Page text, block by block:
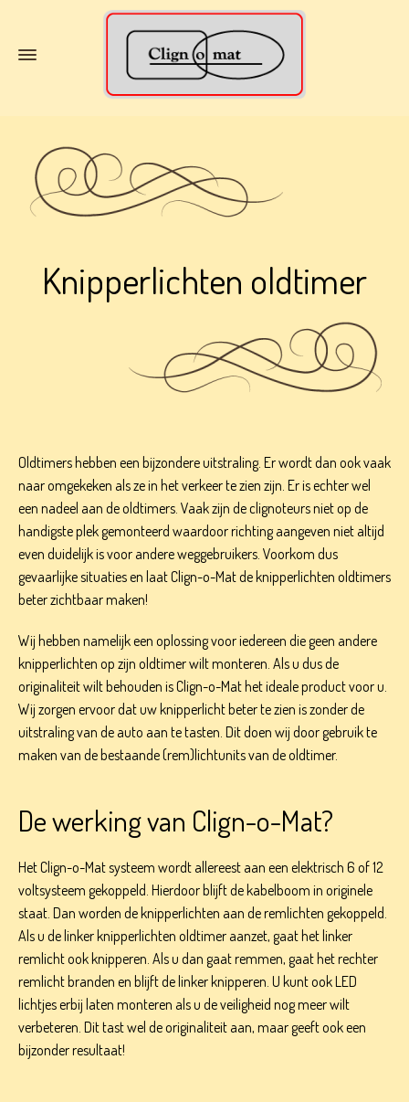
Knipperlichten oldtimer
Oldtimers hebben een bijzondere uitstraling. Er wordt dan ook vaak
naar omgekeken als ze in het verkeer te zien zijn. Er is echter wel
een nadeel aan de oldtimers. Vaak zijn de clignoteurs niet op de
handigste plek gemonteerd waardoor richting aangeven niet altijd
even duidelijk is voor andere weggebruikers. Voorkom dus
gevaarlijke situaties en laat Clign-o-Mat de knipperlichten oldtimers
beter zichtbaar maken!
Wij hebben namelijk een oplossing voor iedereen die geen andere
knipperlichten op zijn oldtimer wilt monteren. Als u dus de
originaliteit wilt behouden is Clign-o-Mat het ideale product voor u.
Wij zorgen ervoor dat uw knipperlicht beter te zien is zonder de
uitstraling van de auto aan te tasten. Dit doen wij door gebruik te
maken van de bestaande (rem)lichtunits van de oldtimer.
De werking van Clign-o-Mat?
Het Clign-o-Mat systeem wordt allereest aan een elektrisch 6 of 12
voltsysteem gekoppeld. Hierdoor blijft de kabelboom in originele
staat. Dan worden de knipperlichten aan de remlichten gekoppeld.
Als u de linker knipperlichten oldtimer aanzet, gaat het linker
remlicht ook knipperen. Als u dan gaat remmen, gaat het rechter
remlicht branden en blijft de linker knipperen. U kunt ook LED
lichtjes erbij laten monteren als u de veiligheid nog meer wilt
verbeteren. Dit tast wel de originaliteit aan, maar geeft ook een
bijzonder resultaat!